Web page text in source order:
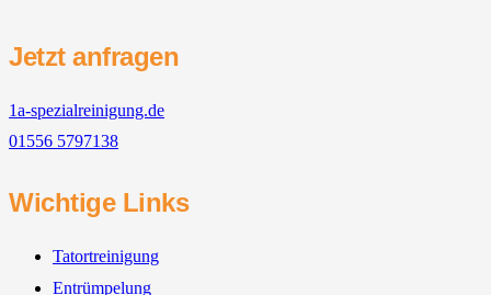
Jetzt anfragen
1a-spezialreinigung.de
01556 5797138
Wichtige Links
Tatortreinigung
Entrümpelung